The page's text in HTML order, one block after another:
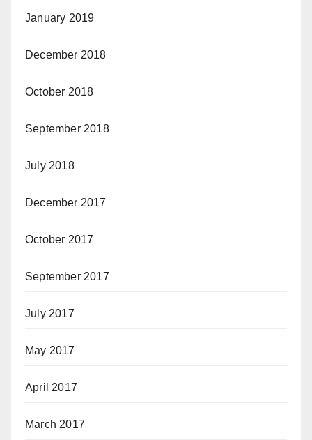
January 2019
December 2018
October 2018
September 2018
July 2018
December 2017
October 2017
September 2017
July 2017
May 2017
April 2017
March 2017